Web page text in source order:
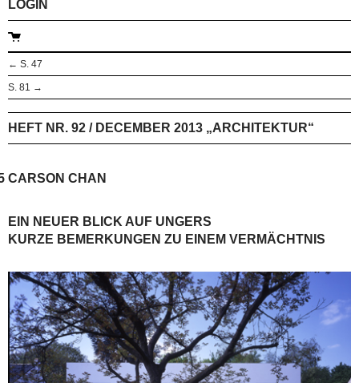
LOGIN
← S. 47
S. 81 →
HEFT NR. 92 / DECEMBER 2013 „ARCHITEKTUR“
CARSON CHAN
EIN NEUER BLICK AUF UNGERS
KURZE BEMERKUNGEN ZU EINEM VERMÄCHTNIS